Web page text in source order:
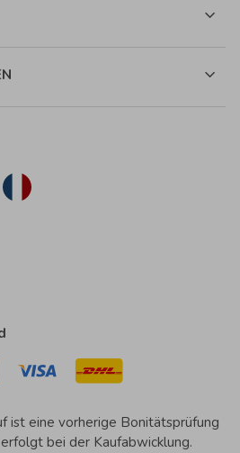
ist eine vorherige Bonitätsprüfung
bei der Kaufabwicklung.